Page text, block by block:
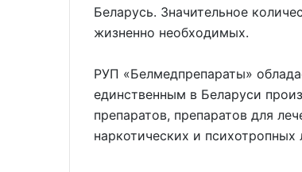
Беларусь. Значительное
жизненно необходимых.
РУП «Белмедпрепараты»
единственным в Беларуси
препаратов, препаратов для
наркотических и психотропных